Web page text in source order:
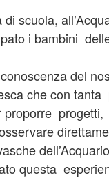
scuola,
i bambini
del
che con
proporre
questa